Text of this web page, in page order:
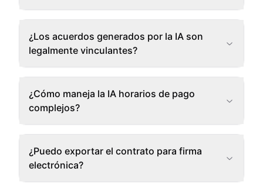
¿Los acuerdos generados por la IA son
legalmente vinculantes?
¿Cómo maneja la IA horarios de pago
complejos?
¿Puedo exportar el contrato para firma
electrónica?